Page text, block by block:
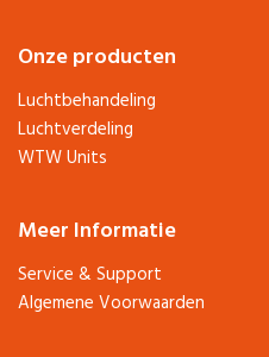
Onze producten
Luchtbehandeling
Luchtverdeling
WTW Units
Meer Informatie
Service & Support
Algemene Voorwaarden